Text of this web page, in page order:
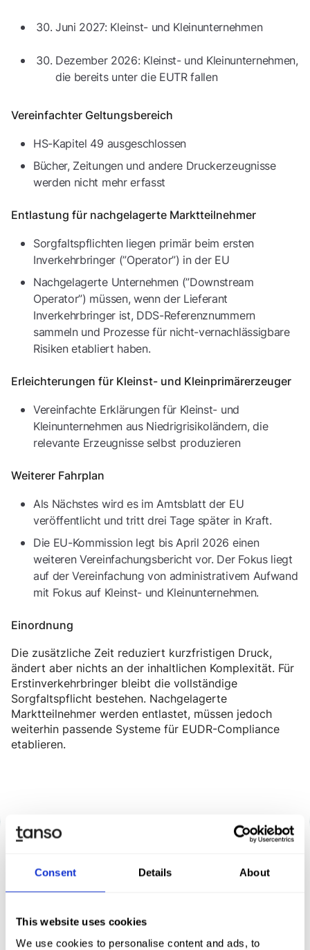
Consent Details About
This website uses cookies
We use cookies to personalise content and ads, to
Juni 2027: Kleinst- und Kleinunternehmen
Dezember 2026: Kleinst- und Kleinunternehmen,
die bereits unter die EUTR fallen
Vereinfachter Geltungsbereich
HS-Kapitel 49 ausgeschlossen
Bücher, Zeitungen und andere Druckerzeugnisse
werden nicht mehr erfasst
Entlastung für nachgelagerte Marktteilnehmer
Sorgfaltspflichten liegen primär beim ersten
Inverkehrbringer (”Operator”) in der EU
Nachgelagerte Unternehmen (”Downstream
Operator”) müssen, wenn der Lieferant
Inverkehrbringer ist, DDS-Referenznummern
sammeln und Prozesse für nicht-vernachlässigbare
Risiken etabliert haben.
Erleichterungen für Kleinst- und Kleinprimärerzeuger
Vereinfachte Erklärungen für Kleinst- und
Kleinunternehmen aus Niedrigrisikoländern, die
relevante Erzeugnisse selbst produzieren
Weiterer Fahrplan
Als Nächstes wird es im Amtsblatt der EU
veröffentlicht und tritt drei Tage später in Kraft.
Die EU-Kommission legt bis April 2026 einen
weiteren Vereinfachungsbericht vor. Der Fokus liegt
auf der Vereinfachung von administrativem Aufwand
mit Fokus auf Kleinst- und Kleinunternehmen.
Einordnung
Die zusätzliche Zeit reduziert kurzfristigen Druck,
ändert aber nichts an der inhaltlichen Komplexität. Für
Erstinverkehrbringer bleibt die vollständige
Sorgfaltspflicht bestehen. Nachgelagerte
Marktteilnehmer werden entlastet, müssen jedoch
weiterhin passende Systeme für EUDR-Compliance
etablieren.
Ihre Komplett­lösung für